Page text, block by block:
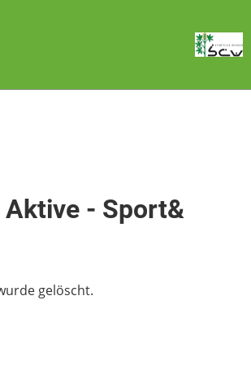
- Sport&
gelöscht.